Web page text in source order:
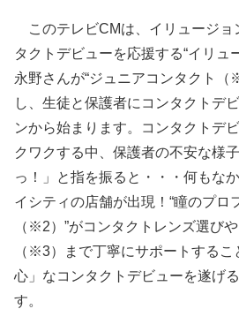
このテレビCMは、イリュージョ
タクトデビューを応援する“イリュ
永野さんが“ジュニアコンタクト（
し、生徒と保護者にコンタクトデ
ンから始まります。コンタクトデ
クワクする中、保護者の不安な様
っ！」と指を振ると・・・何もな
イシティの店舗が出現！“瞳のプロ
（※2）”がコンタクトレンズ選び
（※3）まで丁寧にサポートする
心」なコンタクトデビューを遂げ
す。